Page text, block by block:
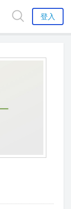
登入